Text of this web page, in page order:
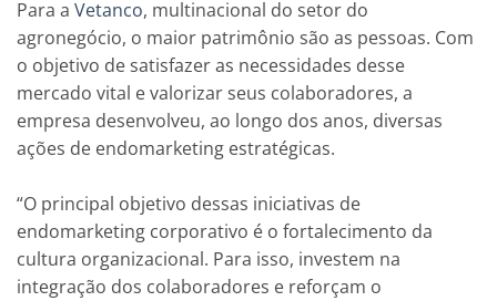
Para a Vetanco, multinacional do setor do
agronegócio, o maior patrimônio são as pessoas. Com
o objetivo de satisfazer as necessidades desse
mercado vital e valorizar seus colaboradores, a
empresa desenvolveu, ao longo dos anos, diversas
ações de endomarketing estratégicas.
“O principal objetivo dessas iniciativas de
endomarketing corporativo é o fortalecimento da
cultura organizacional. Para isso, investem na
integração dos colaboradores e reforçam o